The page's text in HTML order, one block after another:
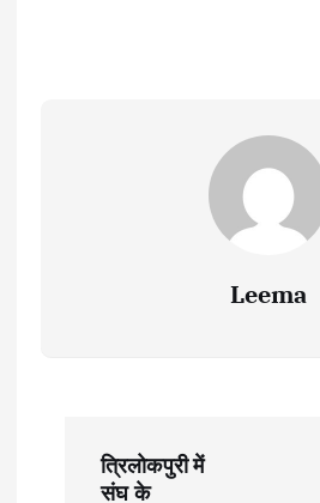
Leema
त्रिलोकपुरी में
संघ के